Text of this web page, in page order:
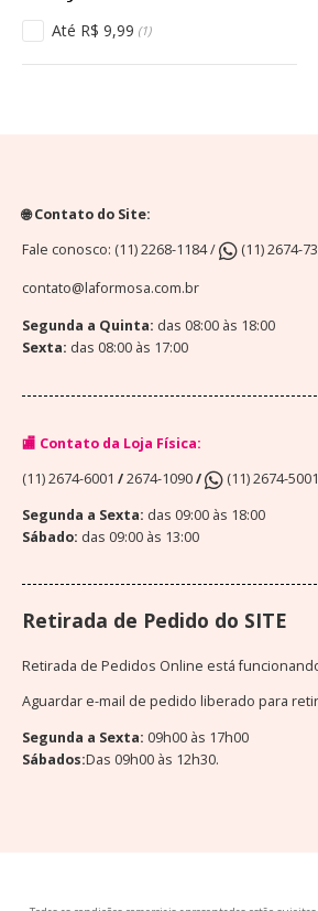
Até R$ 9,99 (1)
🌐 Contato do Site:
Fale conosco: (11) 2268-1184 /
(11) 2674-
contato@laformosa.com.br
Segunda a Quinta: das 08:00 às 18:00
Sexta: das 08:00 às 17:00
🏬 Contato da Loja Física:
(11) 2674-6001 /2674-1090/
(11) 2674-5001
Segunda a Sexta: das 09:00 às 18:00
Sábado: das 09:00 às 13:00
Retirada de Pedido do SITE
Retirada de Pedidos Online está
Aguardar e-mail de pedido liberado para
Segunda a Sexta: 09h00 às 17h00
Sábados:Das 09h00 às 12h30.